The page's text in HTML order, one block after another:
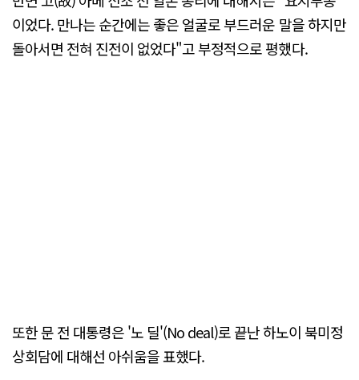
이었다. 만나는 순간에는 좋은 얼굴로 부드러운 말을 하지만
돌아서면 전혀 진전이 없었다"고 부정적으로 평했다.
또한 문 전 대통령은 '노 딜'(No deal)로 끝난 하노이 북미정
상회담에 대해선 아쉬움을 표했다.